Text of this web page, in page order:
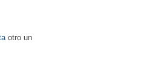
otro un